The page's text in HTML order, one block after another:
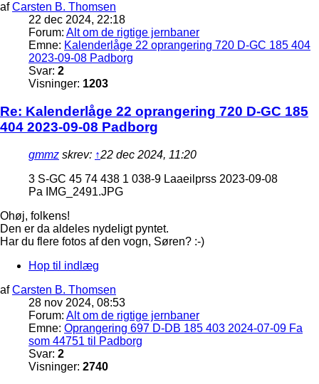
afCarsten B. Thomsen
22 dec 2024, 22:18
Forum: Alt om de rigtige jernbaner
Emne: Kalenderlåge 22 oprangering 720 D-GC 185 404
2023-09-08 Padborg
Svar: 2
Visninger: 1203
Re: Kalenderlåge 22 oprangering 720 D-GC 185
404 2023-09-08 Padborg
gmmz skrev: ↑22 dec 2024, 11:20
3 S-GC 45 74 438 1 038-9 Laaeilprss 2023-09-08
Pa IMG_2491.JPG
Ohøj, folkens!
Den er da aldeles nydeligt pyntet.
Har du flere fotos af den vogn, Søren? :-)
Hop til indlæg
afCarsten B. Thomsen
28 nov 2024, 08:53
Forum: Alt om de rigtige jernbaner
Emne: Oprangering 697 D-DB 185 403 2024-07-09 Fa
som 44751 til Padborg
Svar: 2
Visninger: 2740